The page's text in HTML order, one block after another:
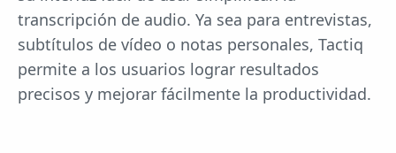
transcripción de audio. Ya sea para entrevistas,
subtítulos de vídeo o notas personales, Tactiq
permite a los usuarios lograr resultados
precisos y mejorar fácilmente la productividad.